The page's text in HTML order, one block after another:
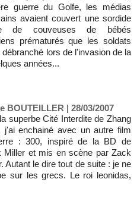
guerre du Golfe, les médias
avaient couvert une sordide
de couveuses de bébés
prématurés que les soldats
lors de l'invasion de la
années...
BOUTEILLER | 28/03/2007
superbe Cité Interdite de Zhang
j'ai enchainé avec un autre film
: 300, inspiré de la BD de
Miller et mis en scène par Zack
Autant le dire tout de suite : je ne
sur les grecs. Le roi leonidas,